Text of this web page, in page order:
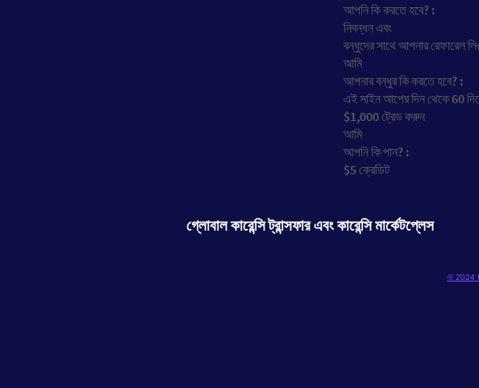
আপনি কি করতে হবে? :
নিবন্ধন এবং
বন্ধুদের সাথে আপনার রেফারেল
আমি
আপনার বন্ধুর কি করতে হবে? :
এই সাইন আপের দিন থেকে 60
$1,000 ট্রেড করুন
আমি
আপনি কি পান? :
$5 ক্রেডিট
গ্লোবাল কারেন্সি ট্রান্সফার এবং কারেন্সি মার্কেটপ্লেস
© 2024